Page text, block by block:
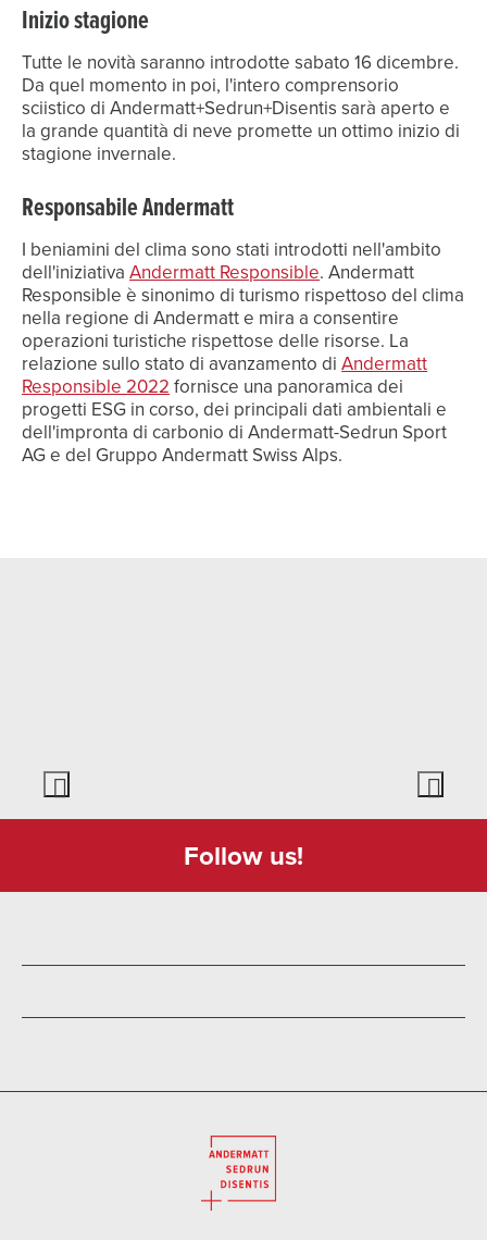
Inizio stagione
Tutte le novità saranno introdotte sabato 16 dicembre.
Da quel momento in poi, l'intero comprensorio
sciistico di Andermatt+Sedrun+Disentis sarà aperto e
la grande quantità di neve promette un ottimo inizio di
stagione invernale.
Responsabile Andermatt
I beniamini del clima sono stati introdotti nell'ambito
dell'iniziativaAndermatt Responsible. Andermatt
Responsible è sinonimo di turismo rispettoso del clima
nella regione di Andermatt e mira a consentire
operazioni turistiche rispettose delle risorse. La
relazione sullo stato di avanzamento diAndermatt
Responsible 2022 fornisce una panoramica dei
progetti ESG in corso, dei principali dati ambientali e
dell'impronta di carbonio di Andermatt-Sedrun Sport
AG e del Gruppo Andermatt Swiss Alps.
Follow us!